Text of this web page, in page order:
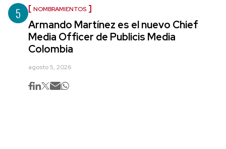
5 NOMBRAMIENTOS
Armando Martínez es el nuevo Chief
Media Officer de Publicis Media
Colombia
agosto 5, 2026